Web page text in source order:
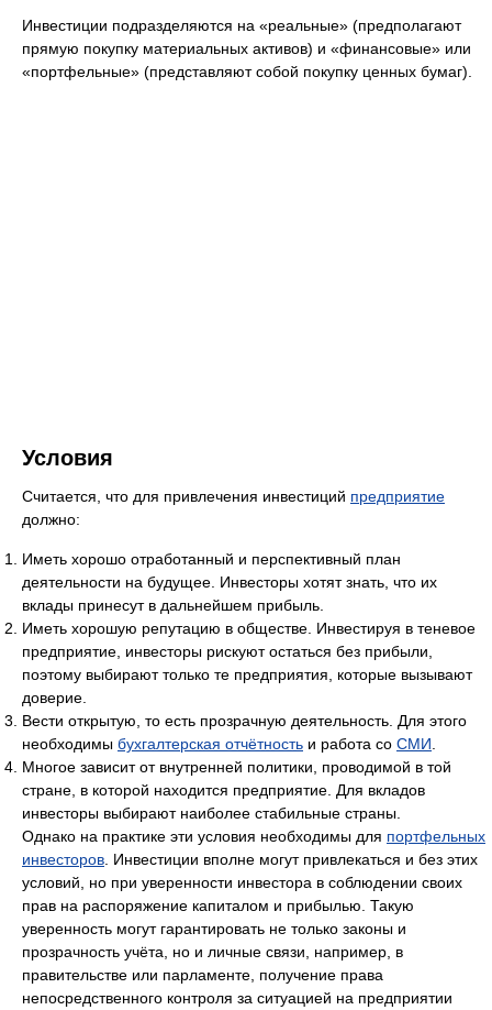
Инвестиции подразделяются на «реальные» (предполагают
прямую покупку материальных активов) и «финансовые» или
«портфельные» (представляют собой покупку ценных бумаг).
Условия
Считается, что для привлечения инвестиций предприятие
должно:
Иметь хорошо отработанный и перспективный план
деятельности на будущее. Инвесторы хотят знать, что их
вклады принесут в дальнейшем прибыль.
Иметь хорошую репутацию в обществе. Инвестируя в теневое
предприятие, инвесторы рискуют остаться без прибыли,
поэтому выбирают только те предприятия, которые вызывают
доверие.
Вести открытую, то есть прозрачную деятельность. Для этого
необходимы бухгалтерская отчётность и работа со СМИ
Многое зависит от внутренней политики, проводимой в той
стране, в которой находится предприятие. Для вкладов
инвесторы выбирают наиболее стабильные страны.
Однако на практике эти условия необходимы для портфельных
инвесторов . Инвестиции вполне могут привлекаться и без этих
условий, но при уверенности инвестора в соблюдении своих
прав на распоряжение капиталом и прибылью. Такую
уверенность могут гарантировать не только законы и
прозрачность учёта, но и личные связи, например, в
правительстве или парламенте, получение права
непосредственного контроля за ситуацией на предприятии